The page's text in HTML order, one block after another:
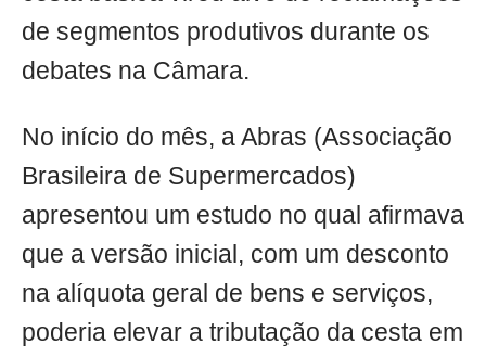
de segmentos produtivos durante os
debates na Câmara.
No início do mês, a Abras (Associação
Brasileira de Supermercados)
apresentou um estudo no qual afirmava
que a versão inicial, com um desconto
na alíquota geral de bens e serviços,
poderia elevar a tributação da cesta em